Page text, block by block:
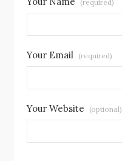
(required)
Your Email (required)
Your Website (optional)